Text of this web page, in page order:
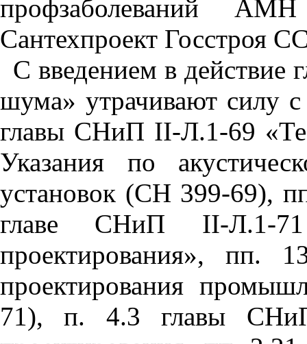
Сантехпроект Госстроя
С введением в
шума» утрачивают силу
главы СНиП II-Л.1-69
Указания по
установок (СН 399-69),
главе СНиП II-Л.1-
проектирования», пп.
проектирования
71), п. 4.3 главы